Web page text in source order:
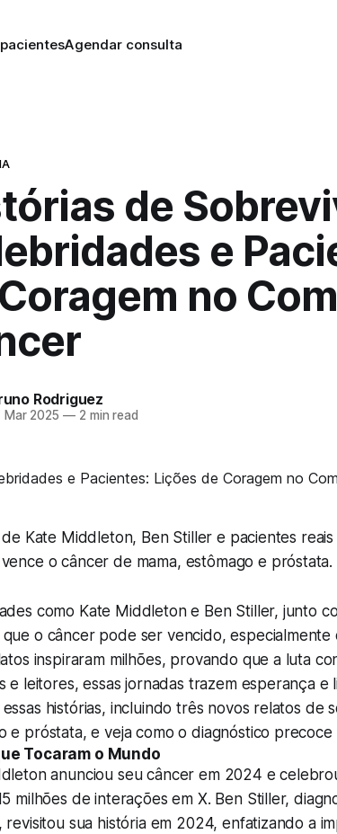
Agendar consulta
de
e
no
Rodriguez
Mar 2025 —2 min read
de Kate Middleton, Ben Stiller e pacientes
o câncer de mama, estômago e próstata.
como Kate Middleton e Ben Stiller, junto
que o câncer pode ser vencido,
inspiraram milhões, provando que a luta
e leitores, essas jornadas trazem esperança e
histórias, incluindo três novos relatos de
e próstata, e veja como o diagnóstico
Tocaram o Mundo
anunciou seu câncer em 2024 e
milhões de interações em X. Ben Stiller,
revisitou sua história em 2024, enfatizando a